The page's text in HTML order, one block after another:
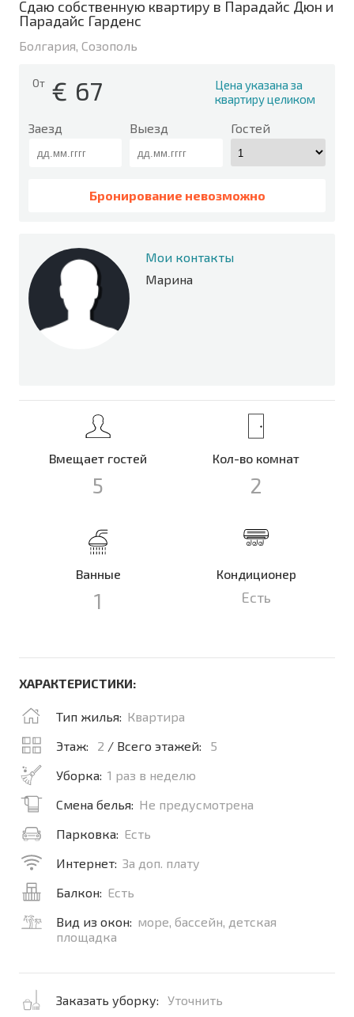
Сдаю собственную квартиру в Парадайс Дюн и
Парадайс Гарденс
Болгария, Созополь
От € 67
Цена указана за
квартиру целиком
Заезд Выезд Гостей
Бронирование невозможно
Мои контакты
Марина
Вмещает гостей
5
Кол-во комнат
2
Ванные
1
Кондиционер
Есть
ХАРАКТЕРИСТИКИ:
Тип жилья: Квартира
Этаж:
2 / Всего этажей:
5
Уборка: 1 раз в неделю
Смена белья: Не предусмотрена
Парковка: Есть
Интернет: За доп. плату
Балкон: Есть
Вид из окон: море, бассейн, детская
площадка
Заказать уборку:
Уточнить